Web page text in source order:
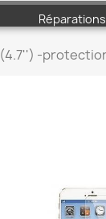
Réparations
-